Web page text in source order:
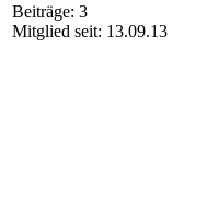
Beiträge: 3
Mitglied seit: 13.09.13